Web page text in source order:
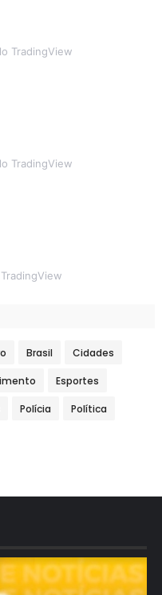
TradingView
TradingView
Brasil Cidades
Esportes
Polícia Política